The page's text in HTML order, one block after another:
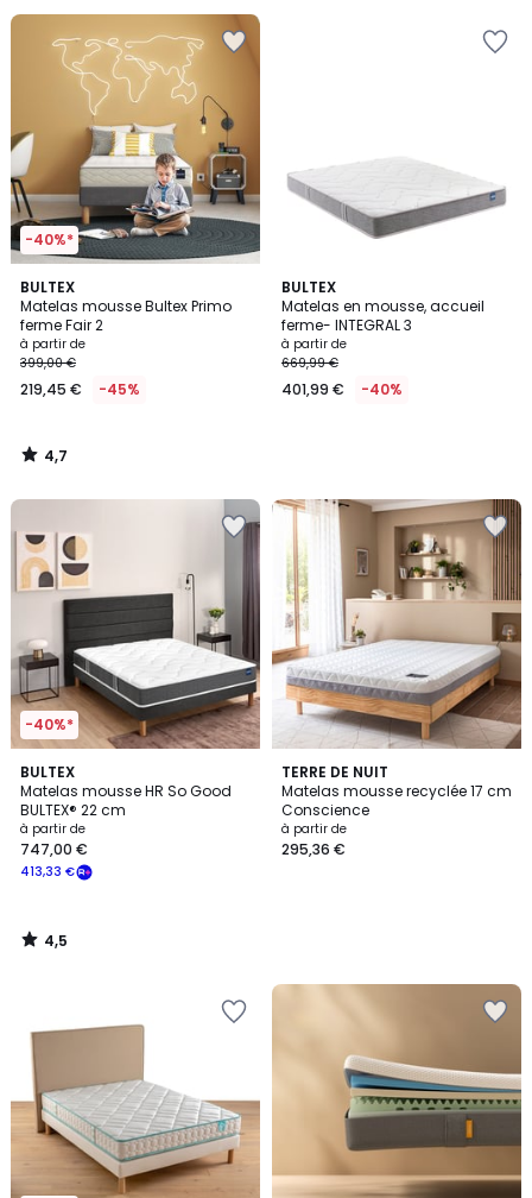
-40%*
BULTEX
Matelas mousse Bultex Primo
ferme Fair 2
à partir de
399,00 €
219,45 € -45%
4,7
/ 5
4,7
/
BULTEX
Matelas en mousse, accueil
ferme- INTEGRAL 3
à partir de
669,99 €
401,99 € -40%
-40%*
BULTEX
Matelas mousse HR So Good
BULTEX® 22 cm
à partir de
413,33 €
747,00 €
4,5
/ 5
4,5
/
TERRE DE NUIT
Matelas mousse recyclée 17 cm
Conscience
à partir de
295,36 €